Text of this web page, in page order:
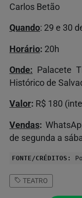
Carlos Betão
Quando: 29 e 30
Horário: 20h
Onde: Palacete
Histórico de
Valor: R$ 180
Vendas:
de segunda a
FONTE/CRÉDITOS:
TEATRO